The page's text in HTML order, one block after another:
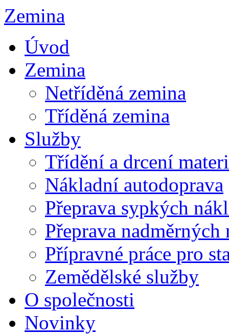
Zemina
Úvod
Zemina
Netříděná zemina
Tříděná zemina
Služby
Třídění a drcení
Nákladní autodoprava
Přeprava sypkých
Přeprava nadměrných
Přípravné práce pro
Zemědělské služby
O společnosti
Novinky